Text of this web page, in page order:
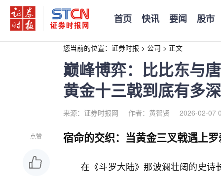
首页 快讯 要闻 股市
您当前的位置： 证券时报 > 公司 > 正文
巅峰博弈：比比东与
黄金十三戟到底有多
来源：证券时报网 作者：黄智贤 2026-02-07
点赞 宿命的交织：当黄金三叉戟遇上
在《斗罗大陆》那波澜壮阔的史诗